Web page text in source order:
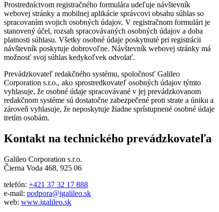
Prostredníctvom registračného formulára udeľuje návštevník
webovej stránky a mobilnej aplikácie správcovi obsahu súhlas so
spracovaním svojich osobných údajov. V registračnom formulári je
stanovený účel, rozsah spracovávaných osobných údajov a doba
platnosti súhlasu. Všetky osobné údaje poskytnuté pri registrácii
návštevník poskytuje dobrovoľne. Návštevník webovej stránky má
možnosť svoj súhlas kedykoľvek odvolať.
Prevádzkovateľ redakčného systému, spoločnosť Galileo
Corporation s.r.o., ako sprostredkovateľ osobných údajov týmto
vyhlasuje, že osobné údaje spracovávané v jej prevádzkovanom
redakčnom systéme sú dostatočne zabezpečené proti strate a úniku a
zároveň vyhlasuje, že neposkytuje žiadne sprístupnené osobné údaje
tretím osobám.
Kontakt na technického prevádzkovateľa
Galileo Corporation s.r.o.
Čierna Voda 468, 925 06
telefón: +421 37 32 17 888
e-mail: podpora@igalileo.sk
web: www.igalileo.sk